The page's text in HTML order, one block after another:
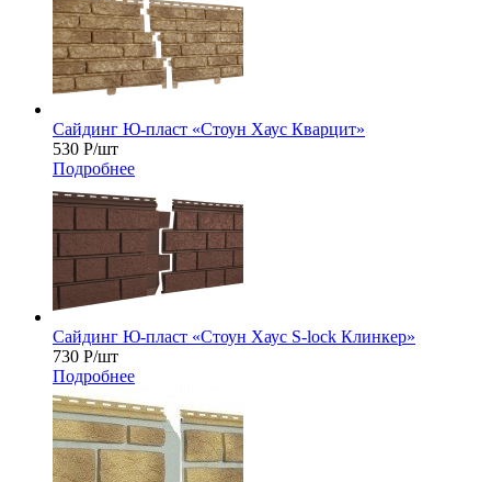
Сайдинг Ю-пласт «Стоун Хаус Кварцит»
530 Р/шт
Подробнее
Сайдинг Ю-пласт «Стоун Хаус S-lock Клинкер»
730 Р/шт
Подробнее